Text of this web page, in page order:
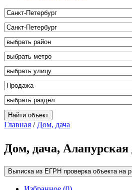
Главная / Дом, дача
Дом, дача, Алапурская
Выписка из ЕГРН проверка объекта на